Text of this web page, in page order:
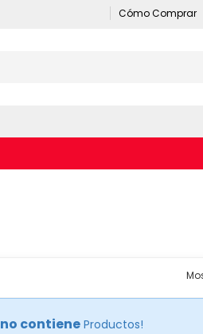
Cómo Comprar
no contieneProductos!